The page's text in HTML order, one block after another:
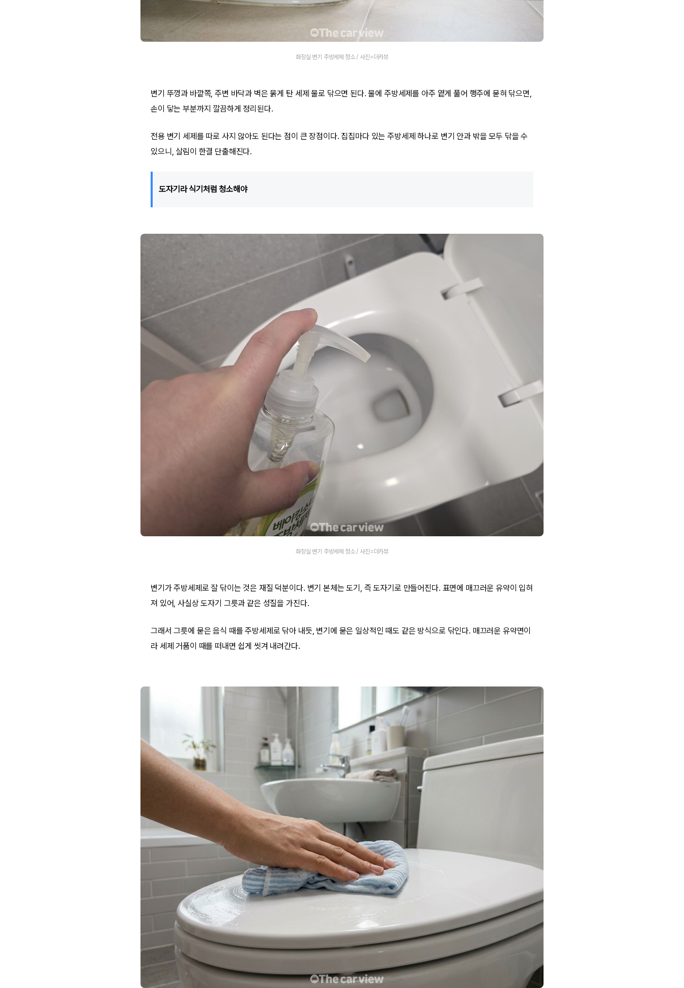
화장실 변기 주방세제 청소 / 사진=더카뷰
변기 뚜껑과 바깥쪽, 주변 바닥과 벽은 묽게 탄 세제 물로 닦으면 된다. 물에 주방세제를 아주 옅게 풀어 행주에 묻혀 닦으면,
손이 닿는 부분까지 깔끔하게 정리된다.
전용 변기 세제를 따로 사지 않아도 된다는 점이 큰 장점이다. 집집마다 있는 주방세제 하나로 변기 안과 밖을 모두 닦을 수
있으니, 살림이 한결 단출해진다.
도자기라 식기처럼 청소해야
화장실 변기 주방세제 청소 / 사진=더카뷰
변기가 주방세제로 잘 닦이는 것은 재질 덕분이다. 변기 본체는 도기, 즉 도자기로 만들어진다. 표면에 매끄러운 유약이 입혀
져 있어, 사실상 도자기 그릇과 같은 성질을 가진다.
그래서 그릇에 묻은 음식 때를 주방세제로 닦아 내듯, 변기에 묻은 일상적인 때도 같은 방식으로 닦인다. 매끄러운 유약면이
라 세제 거품이 때를 떠내면 쉽게 씻겨 내려간다.